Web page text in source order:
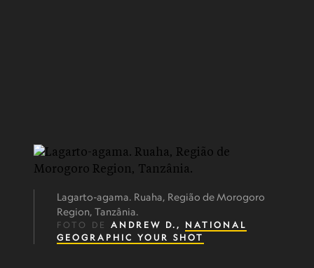
Lagarto-agama. Ruaha, Região de Morogoro
Region, Tanzânia.
FOTO DE ANDREW D., NATIONAL
GEOGRAPHIC YOUR SHOT